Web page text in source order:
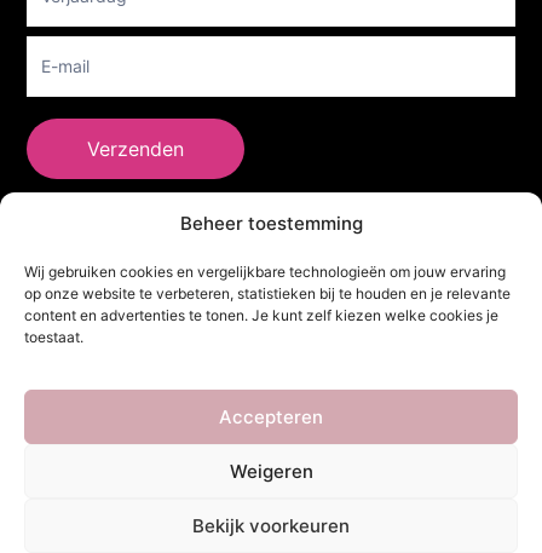
Beheer toestemming
Wij gebruiken cookies en vergelijkbare technologieën om jouw ervaring
op onze website te verbeteren, statistieken bij te houden en je relevante
content en advertenties te tonen. Je kunt zelf kiezen welke cookies je
toestaat.
Accepteren
Weigeren
Bekijk voorkeuren
Verzenden
Adres
. Alle rechten voorbehouden. Powered by
Webdesigner &YHDS